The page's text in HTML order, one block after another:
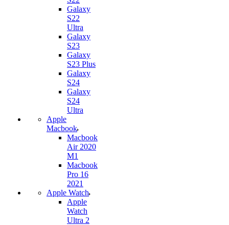
Galaxy
S22
Ultra
Galaxy
S23
Galaxy
S23 Plus
Galaxy
S24
Galaxy
S24
Ultra
Apple
Macbook
Macbook
Air 2020
M1
Macbook
Pro 16
2021
Apple Watch
Apple
Watch
Ultra 2